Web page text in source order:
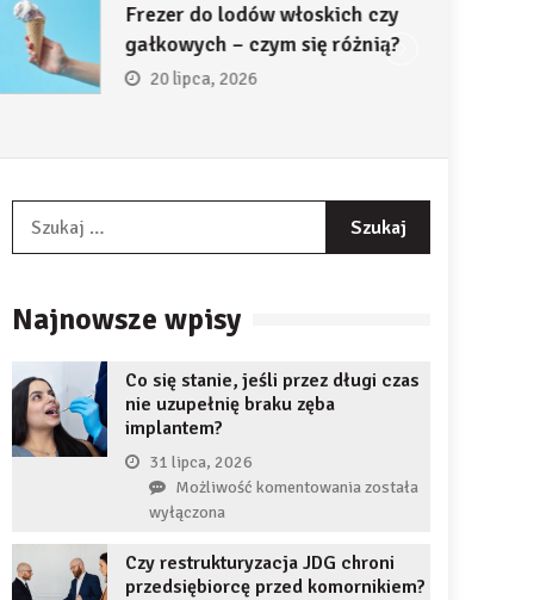
Frezer do lodów włoskich czy
gałkowych – czym się różnią?
20 lipca, 2026
Najnowsze wpisy
Co się stanie, jeśli przez długi czas
nie uzupełnię braku zęba
implantem?
31 lipca, 2026
Możliwość komentowaniaCo
jeśli
przez
została
wyłączona
Czy restrukturyzacja JDG chroni
przedsiębiorcę przed komornikiem?